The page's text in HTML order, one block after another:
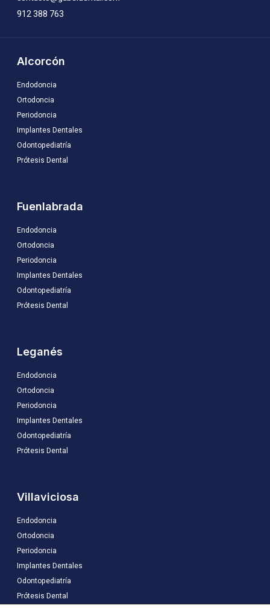
912 388 763
Alcorcón
Endodoncia
Ortodoncia
Periodoncia
Implantes Dentales
Odontopediatría
Prótesis Dental
Fuenlabrada
Endodoncia
Ortodoncia
Periodoncia
Implantes Dentales
Odontopediatría
Prótesis Dental
Leganés
Endodoncia
Ortodoncia
Periodoncia
Implantes Dentales
Odontopediatría
Prótesis Dental
Villaviciosa
Endodoncia
Ortodoncia
Periodoncia
Implantes Dentales
Odontopediatría
Prótesis Dental